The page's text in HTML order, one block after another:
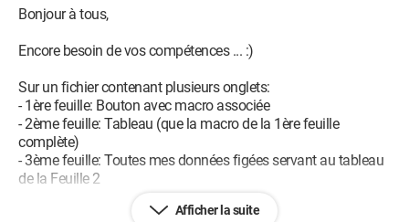
Bonjour à tous,
Encore besoin de vos compétences ... :)
Sur un fichier contenant plusieurs onglets:
- 1ère feuille: Bouton avec macro associée
- 2ème feuille: Tableau (que la macro de la 1ère feuille
complète)
- 3ème feuille: Toutes mes données figées servant au tableau
de la Feuille 2
J'importe chaque mois des données brutes dans un 4ème
Afficher la suite